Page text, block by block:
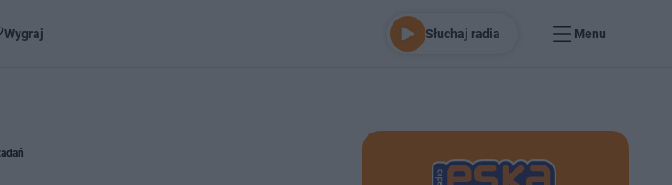
Wygraj Słuchaj radia Menu